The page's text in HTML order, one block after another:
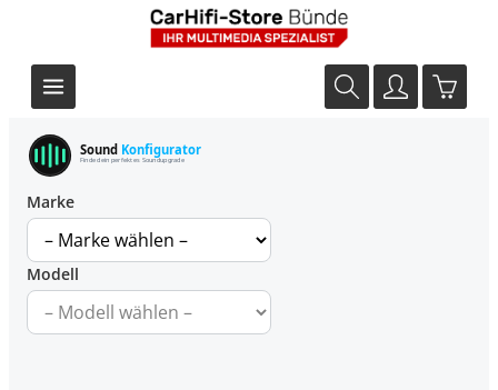
Sound Konfigurator
Finde dein perfektes Soundupgrade
Marke
Modell